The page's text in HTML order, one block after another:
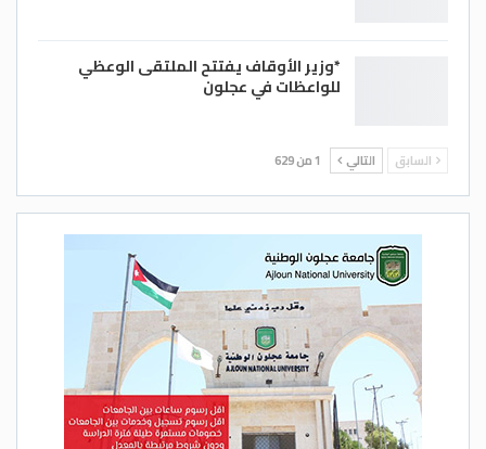
*وزير الأوقاف يفتتح الملتقى الوعظي
للواعظات في عجلون
السابق التالي 1 من 629